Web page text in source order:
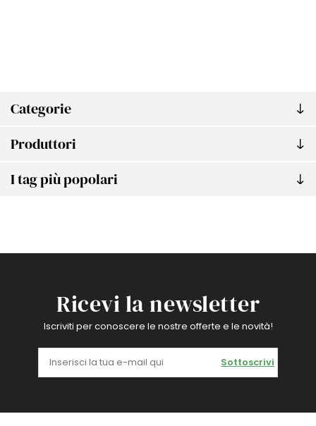
Categorie
Produttori
I tag più popolari
Ricevi la newsletter
Iscriviti per conoscere le nostre offerte e le novità!
Sottoscrivi